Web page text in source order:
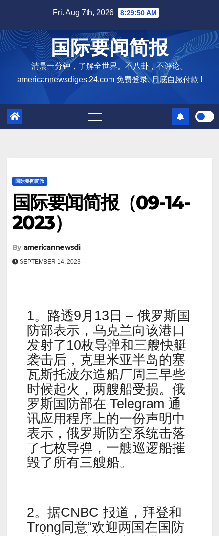
content
Fri. Aug 7th, 2026 8:29:52 AM
国际要闻简报
清晨一分钟，了解全世界。不八卦，不评论。
americannewsdigest24.com 免费登录, 月底自愿付款 !
国际要闻简报
国际要闻简报（09-14-
2023）
By americannewsdi
SEPTEMBER 14, 2023
1。路透9月13日 – 俄罗斯国
防部表示，乌克兰向该港口
发射了10枚导弹和三艘快艇
袭击后，克里米亚半岛的塞
瓦斯托波尔造船厂周三早些
时候起火，两艘船受损。俄
罗斯国防部在 Telegram 通
讯应用程序上的一份声明中
表示，俄罗斯防空系统击落
了七枚导弹，一艘巡逻船摧
毁了所有三艘船。
2。据CNBC 报道，拜登和
Trọng同意“欢迎两国在国防